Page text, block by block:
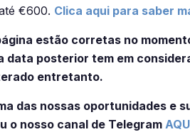
€600. Clica aqui para saber
estão corretas no
posterior tem em
entretanto.
das nossas oportunidades e
o nosso canal de Telegram